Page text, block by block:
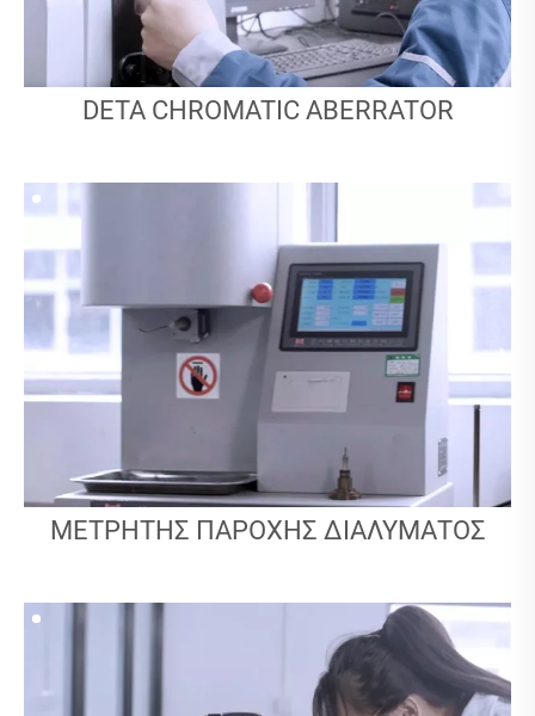
DETA CHROMATIC ABERRATOR
ΜΕΤΡΗΤΉΣ ΠΑΡΟΧΉΣ ΔΙΑΛΎΜΑΤΟΣ